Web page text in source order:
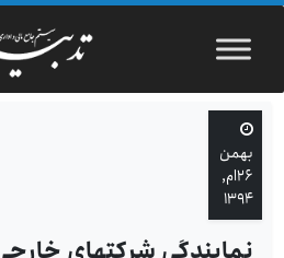
بهمن
۲۶ام,
۱۳۹۴